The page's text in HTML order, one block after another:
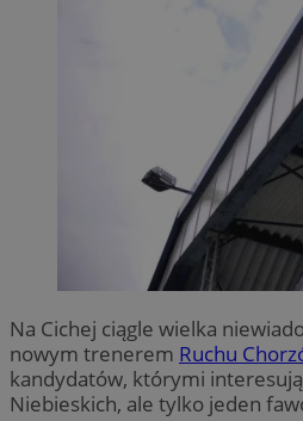
Na Cichej ciągle wielka
nowym trenerem Ruchu
kandydatów, którymi interesują
Niebieskich, ale tylko jeden